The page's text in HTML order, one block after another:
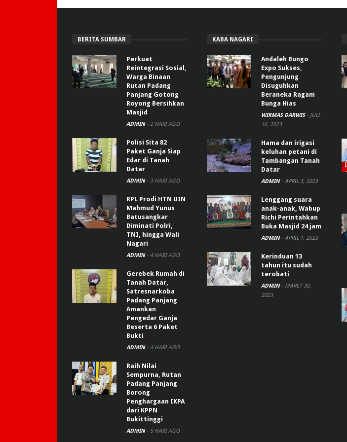
BERITA SUMBAR
Perkuat
Reintegrasi Sosial,
Warga Binaan
Rutan Padang
Panjang Gotong
Royong Bersihkan
Masjid
ADMIN - 2 HARI AGO
Polisi Sita 82
Paket Ganja Siap
Edar di Tanah
Datar
ADMIN - 3 HARI AGO
RPL Prodi HTN UIN
Mahmud Yunus
Batusangkar
Diminati Polri,
TNI, hingga Wali
Nagari
ADMIN - 4 HARI AGO
Gerebek Rumah di
Tanah Datar,
Satresnarkoba
Padang Panjang
Amankan
Pengedar Ganja
Beserta 6 Paket
Bukti
ADMIN - 4 HARI AGO
Raih Nilai
Sempurna, Rutan
Padang Panjang
Borong
Penghargaan IKPA
dari KPPN
Bukittinggi
ADMIN - 5 HARI AGO
KABA NAGARI
Andaleh Bungo
Expo Sukses,
Pengunjung
Disuguhkan
Beraneka Ragam
Bunga Hias
WIRMAS DARWIS - JULI
16, 2023
Hama dan irigasi
keluhan petani di
Tambangan Tanah
Datar
ADMIN - APRIL 3, 2023
Lenggang suara
anak-anak, Wabup
Richi Perintahkan
Buka Masjid 24 jam
ADMIN - APRIL 1, 2023
Kerinduan 13
tahun itu sudah
terobati
ADMIN - MARET 30,
2023